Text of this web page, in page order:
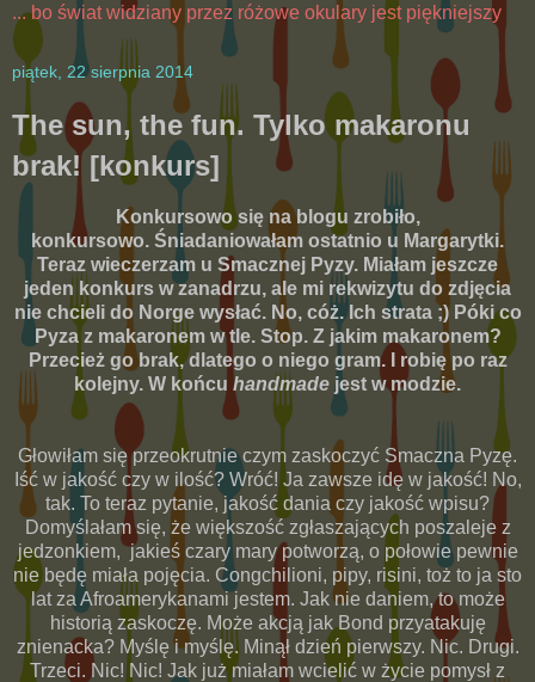
... bo świat widziany przez różowe okulary jest piękniejszy
piątek, 22 sierpnia 2014
The sun, the fun. Tylko makaronu
brak! [konkurs]
Konkursowo się na blogu zrobiło,
konkursowo. Śniadaniowałam ostatnio u Margarytki.
Teraz wieczerzam u Smacznej Pyzy. Miałam jeszcze
jeden konkurs w zanadrzu, ale mi rekwizytu do zdjęcia
nie chcieli do Norge wysłać. No, cóż. Ich strata ;) Póki co
Pyza z makaronem w tle. Stop. Z jakim makaronem?
Przecież go brak, dlatego o niego gram. I robię po raz
kolejny. W końcu handmade jest w modzie.
Głowiłam się przeokrutnie czym zaskoczyć Smaczna Pyzę.
Iść w jakość czy w ilość? Wróć! Ja zawsze idę w jakość! No,
tak. To teraz pytanie, jakość dania czy jakość wpisu?
Domyślałam się, że większość zgłaszających poszaleje z
jedzonkiem, jakieś czary mary potworzą, o połowie pewnie
nie będę miała pojęcia. Congchilioni, pipy, risini, toż to ja sto
lat za Afroamerykanami jestem. Jak nie daniem, to może
historią zaskoczę. Może akcją jak Bond przyatakuję
znienacka? Myślę i myślę. Minął dzień pierwszy. Nic. Drugi.
Trzeci. Nic! Nic! Jak już miałam wcielić w życie pomysł z